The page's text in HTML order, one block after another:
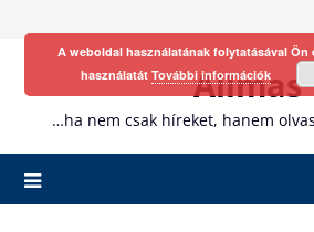
Allmas
…ha nem csak híreket, hanem
A weboldal használatának folytatásával Ön
használatát További információk